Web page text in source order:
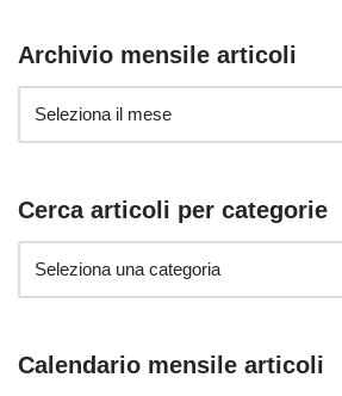
Archivio mensile articoli
Cerca articoli per categorie
Calendario mensile articoli